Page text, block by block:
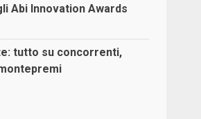
Abi Innovation Awards
tutto su concorrenti,